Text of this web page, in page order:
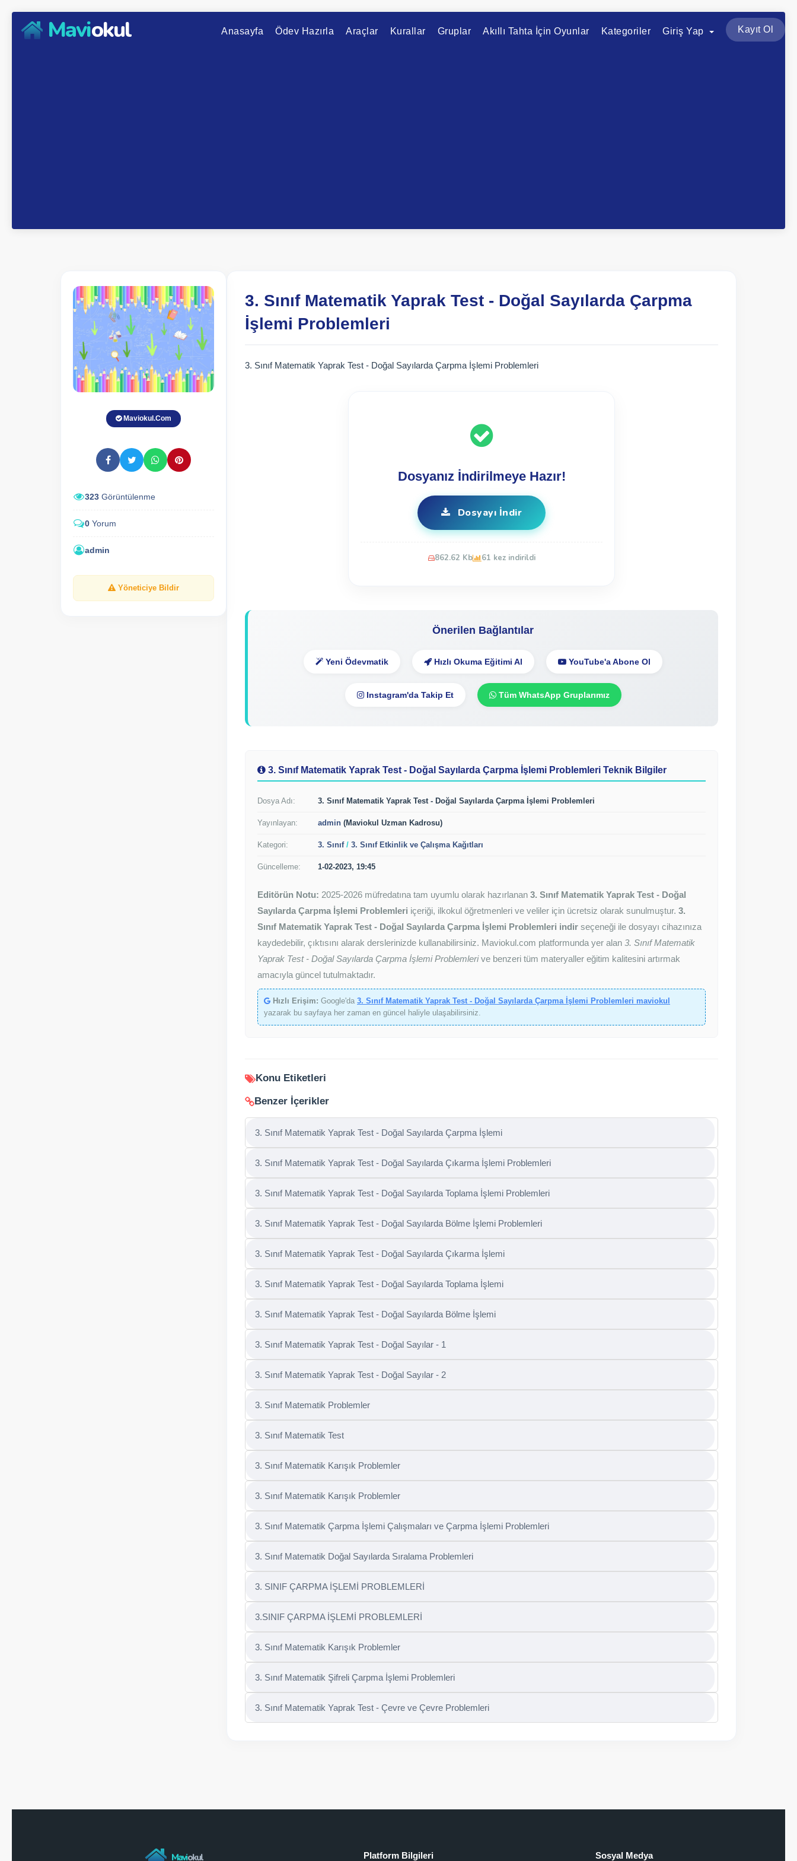
Maviokul Anasayfa Ödev Hazırla Araçlar Kurallar Gruplar Akıllı Tahta İçin Oyunlar Kategoriler Giriş Yap Kayıt Ol
Maviokul.Com
323 Görüntülenme
0 Yorum
admin
Yöneticiye Bildir
3. Sınıf Matematik Yaprak Test - Doğal Sayılarda Çarpma
İşlemi Problemleri
3. Sınıf Matematik Yaprak Test - Doğal Sayılarda Çarpma İşlemi Problemleri
Dosyanız İndirilmeye Hazır!
Dosyayı İndir
862.62 Kb 61 kez indirildi
Önerilen Bağlantılar
Yeni Ödevmatik Hızlı Okuma Eğitimi Al YouTube'a Abone Ol
Instagram'da Takip Et Tüm WhatsApp Gruplarımız
3. Sınıf Matematik Yaprak Test - Doğal Sayılarda Çarpma İşlemi Problemleri Teknik Bilgiler
Dosya Adı: 3. Sınıf Matematik Yaprak Test - Doğal Sayılarda Çarpma İşlemi Problemleri
Yayınlayan: admin (Maviokul Uzman Kadrosu)
Kategori: 3. Sınıf/ 3. Sınıf Etkinlik ve Çalışma Kağıtları
Güncelleme: 1-02-2023, 19:45
Editörün Notu: 2025-2026 müfredatına tam uyumlu olarak hazırlanan 3. Sınıf Matematik Yaprak Test - Doğal
Sayılarda Çarpma İşlemi Problemleri içeriği, ilkokul öğretmenleri ve veliler için ücretsiz olarak sunulmuştur. 3.
Sınıf Matematik Yaprak Test - Doğal Sayılarda Çarpma İşlemi Problemleri indir seçeneği ile dosyayı cihazınıza
kaydedebilir, çıktısını alarak derslerinizde kullanabilirsiniz. Maviokul.com platformunda yer alan 3. Sınıf Matematik
Yaprak Test - Doğal Sayılarda Çarpma İşlemi Problemlerive benzeri tüm materyaller eğitim kalitesini artırmak
amacıyla güncel tutulmaktadır.
Hızlı Erişim: Google'da 3. Sınıf Matematik Yaprak Test - Doğal Sayılarda Çarpma İşlemi Problemleri maviokul
yazarak bu sayfaya her zaman en güncel haliyle ulaşabilirsiniz.
Konu Etiketleri
Benzer İçerikler
3. Sınıf Matematik Yaprak Test - Doğal Sayılarda Çarpma İşlemi
3. Sınıf Matematik Yaprak Test - Doğal Sayılarda Çıkarma İşlemi Problemleri
3. Sınıf Matematik Yaprak Test - Doğal Sayılarda Toplama İşlemi Problemleri
3. Sınıf Matematik Yaprak Test - Doğal Sayılarda Bölme İşlemi Problemleri
3. Sınıf Matematik Yaprak Test - Doğal Sayılarda Çıkarma İşlemi
3. Sınıf Matematik Yaprak Test - Doğal Sayılarda Toplama İşlemi
3. Sınıf Matematik Yaprak Test - Doğal Sayılarda Bölme İşlemi
3. Sınıf Matematik Yaprak Test - Doğal Sayılar - 1
3. Sınıf Matematik Yaprak Test - Doğal Sayılar - 2
3. Sınıf Matematik Problemler
3. Sınıf Matematik Test
3. Sınıf Matematik Karışık Problemler
3. Sınıf Matematik Karışık Problemler
3. Sınıf Matematik Çarpma İşlemi Çalışmaları ve Çarpma İşlemi Problemleri
3. Sınıf Matematik Doğal Sayılarda Sıralama Problemleri
3. SINIF ÇARPMA İŞLEMİ PROBLEMLERİ
3.SINIF ÇARPMA İŞLEMİ PROBLEMLERİ
3. Sınıf Matematik Karışık Problemler
3. Sınıf Matematik Şifreli Çarpma İşlemi Problemleri
3. Sınıf Matematik Yaprak Test - Çevre ve Çevre Problemleri
Maviokul Platform Bilgileri Sosyal Medya